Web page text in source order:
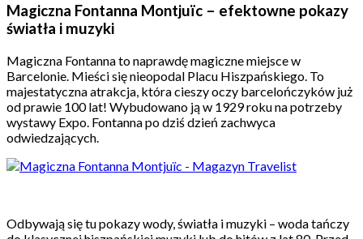
Magiczna Fontanna Montjuïc – efektowne pokazy
światła i muzyki
Magiczna Fontanna to naprawdę magiczne miejsce w
Barcelonie. Mieści się nieopodal Placu Hiszpańskiego. To
majestatyczna atrakcja, która cieszy oczy barcelończyków już
od prawie 100 lat! Wybudowano ją w 1929 roku na potrzeby
wystawy Expo. Fontanna po dziś dzień zachwyca
odwiedzających.
Odbywają się tu pokazy wody, światła i muzyki – woda tańczy